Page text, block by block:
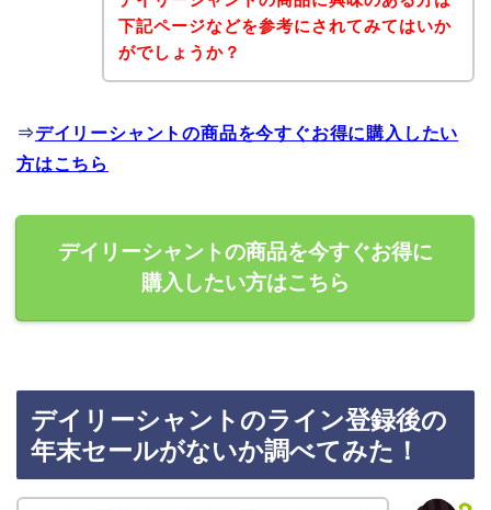
下記ページなどを参考にされてみてはいか
がでしょうか？
⇒デイリーシャントの商品を今すぐお得に購入したい
方はこちら
デイリーシャントの商品を今すぐお得に
購入したい方はこちら
デイリーシャントのライン登録後の
年末セールがないか調べてみた！